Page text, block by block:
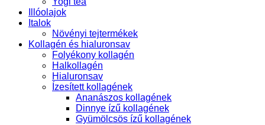
Illóolajok
Italok
Növényi tejtermékek
Kollagén és hialuronsav
Folyékony kollagén
Halkollagén
Hialuronsav
Ízesített kollagének
Ananászos kollagének
Dinnye ízű kollagének
Gyümölcsös ízű kollagének